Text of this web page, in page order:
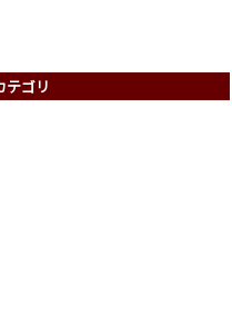
テゴリ